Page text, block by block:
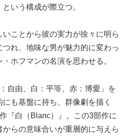
いう構成が際立つ。
ことから彼の実力が徐々に明ら
れ、地味な男が魅力的に変わっ
ホフマンの名演を思わせる。
自由、白：平等、赤：博愛」を
も基盤に持ち、群像劇を描く
『白（Blanc）』。この3部作に
らの意味合いが重層的に与えら